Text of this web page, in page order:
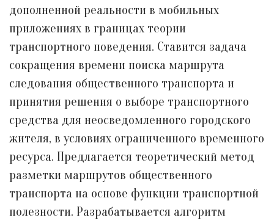
дополненной реальности в мобильных
приложениях в границах теории
транспортного поведения. Ставится задача
сокращения времени поиска маршрута
следования общественного транспорта и
принятия решения о выборе транспортного
средства для неосведомленного городского
жителя, в условиях ограниченного временного
ресурса. Предлагается теоретический метод
разметки маршрутов общественного
транспорта на основе функции транспортной
полезности. Разрабатывается алгоритм